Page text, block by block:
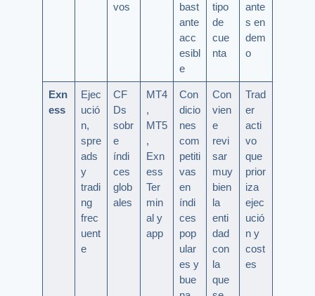
vos
bast
ante
acc
esibl
e
tipo
de
cue
nta
ante
s en
dem
o
Exn
ess
Ejec
ució
n,
spre
ads
y
tradi
ng
frec
uent
e
CF
Ds
sobr
e
índi
ces
glob
ales
MT4
,
MT5
,
Exn
ess
Ter
min
al y
app
Con
dicio
nes
com
petiti
vas
en
índi
ces
pop
ular
es y
bue
Con
vien
e
revi
sar
muy
bien
la
enti
dad
con
la
que
Trad
er
acti
vo
que
prior
iza
ejec
ució
n y
cost
es